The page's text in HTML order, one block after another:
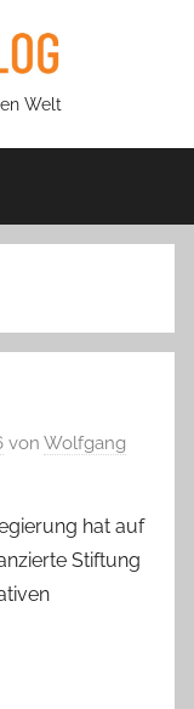
Welt
von Wolfgang
hat auf
Stiftung